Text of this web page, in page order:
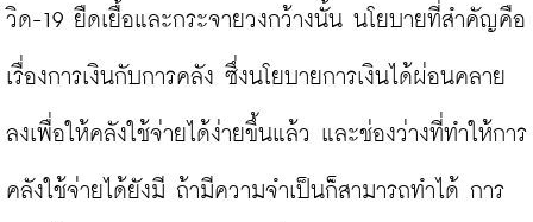
วิด-19 ยืดเยื้อและกระจายวงกว้างนั้น นโยบายที่สำคัญคือ
เรื่องการเงินกับการคลัง ซึ่งนโยบายการเงินได้ผ่อนคลาย
ลงเพื่อให้คลังใช้จ่ายได้ง่ายขึ้นแล้ว และช่องว่างที่ทำให้การ
คลังใช้จ่ายได้ยังมี ถ้ามีความจำเป็นก็สามารถทำได้ การ